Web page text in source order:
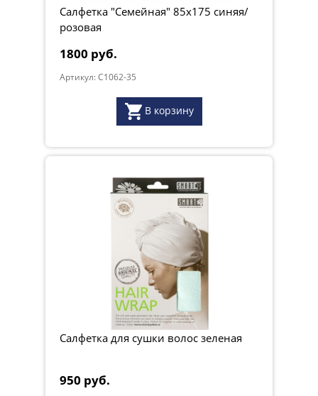
Салфетка "Семейная" 85х175 синяя/
розовая
1800 руб.
Артикул: C1062-35
В корзину
Салфетка для сушки волос зеленая
950 руб.